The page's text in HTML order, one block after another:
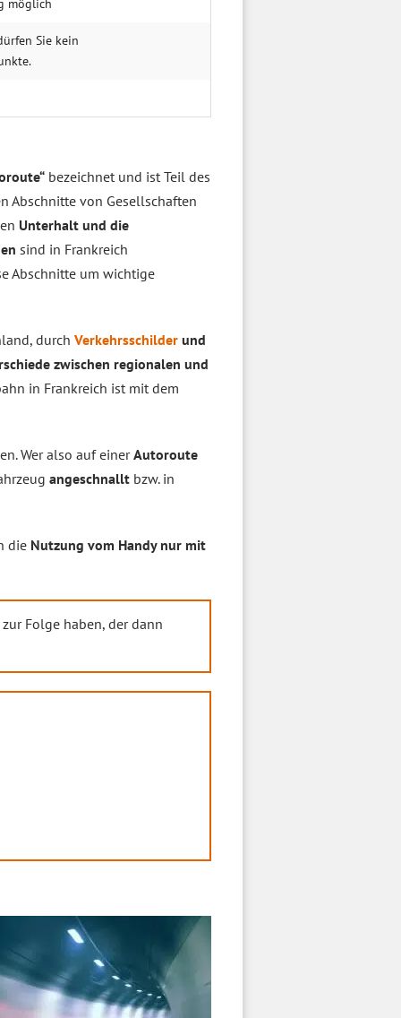
möglich
Sie kein
bezeichnet und ist Teil des
Abschnitte von Gesellschaften
Unterhalt und die
sind in Frankreich
Abschnitte um wichtige
durch Verkehrsschilder und
zwischen regionalen und
in Frankreich ist mit dem
Wer also auf einerAutoroute
angeschnallt bzw. in
die Nutzung vom Handy nur mit
Folge haben, der dann